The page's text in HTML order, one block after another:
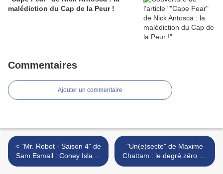
malédiction du Cap de la Peur !
Commentaires
Ajouter un commentaire
< "Mr. Robot - Saison 4" de
Sam Esmail : Coney Island
Baby
"Un(e)secte" de Maxime
Chattam : le degré zéro de
la littérature policière ? >